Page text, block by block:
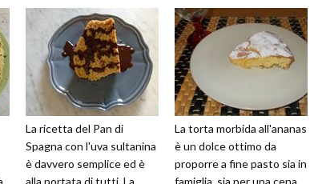
La ricetta del Pan di
Spagna con l'uva sultanina
è davvero semplice ed è
La torta morbida all'ananas
è un dolce ottimo da
proporre a fine pasto sia in